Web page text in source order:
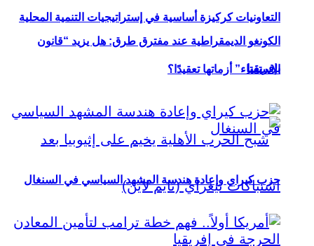
التعاونيات كركيزة أساسية في إستراتيجيات التنمية المحلية
بإفريقيا
الكونغو الديمقراطية عند مفترق طرق: هل يزيد “قانون
الاستفتاء” أزماتها تعقيدًا؟
حزب كيراي وإعادة هندسة المشهد السياسي في السنغال